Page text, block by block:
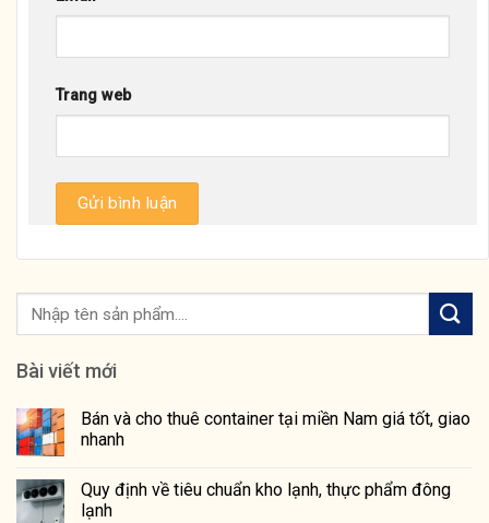
Trang web
Bài viết mới
Bán và cho thuê container tại miền Nam giá tốt, giao
nhanh
Quy định về tiêu chuẩn kho lạnh, thực phẩm đông
lạnh